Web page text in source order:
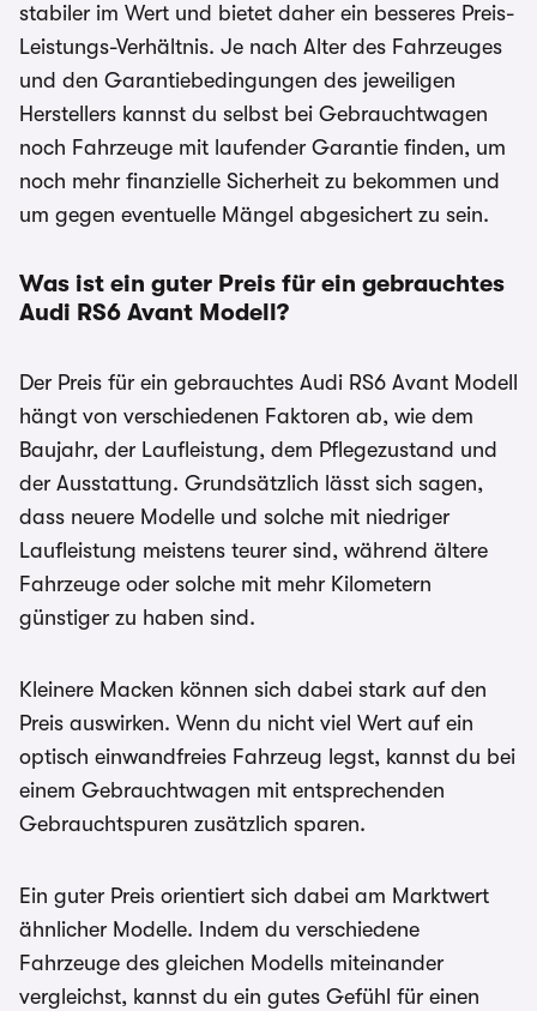
stabiler im Wert und bietet daher ein besseres Preis-
Leistungs-Verhältnis. Je nach Alter des Fahrzeuges
und den Garantiebedingungen des jeweiligen
Herstellers kannst du selbst bei Gebrauchtwagen
noch Fahrzeuge mit laufender Garantie finden, um
noch mehr finanzielle Sicherheit zu bekommen und
um gegen eventuelle Mängel abgesichert zu sein.
Was ist ein guter Preis für ein gebrauchtes
Audi RS6 Avant Modell?
Der Preis für ein gebrauchtes Audi RS6 Avant Modell
hängt von verschiedenen Faktoren ab, wie dem
Baujahr, der Laufleistung, dem Pflegezustand und
der Ausstattung. Grundsätzlich lässt sich sagen,
dass neuere Modelle und solche mit niedriger
Laufleistung meistens teurer sind, während ältere
Fahrzeuge oder solche mit mehr Kilometern
günstiger zu haben sind.
Kleinere Macken können sich dabei stark auf den
Preis auswirken. Wenn du nicht viel Wert auf ein
optisch einwandfreies Fahrzeug legst, kannst du bei
einem Gebrauchtwagen mit entsprechenden
Gebrauchtspuren zusätzlich sparen.
Ein guter Preis orientiert sich dabei am Marktwert
ähnlicher Modelle. Indem du verschiedene
Fahrzeuge des gleichen Modells miteinander
vergleichst, kannst du ein gutes Gefühl für einen